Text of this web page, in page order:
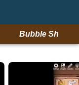
Bubble Shooter